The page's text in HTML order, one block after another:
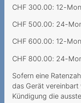
CHF 300.00: 12-
CHF 500.00: 24-
CHF 600.00: 12-
CHF 800.00: 24-
Sofern eine
das Gerät
Kündigung die